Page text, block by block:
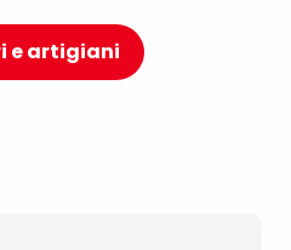
e artigiani